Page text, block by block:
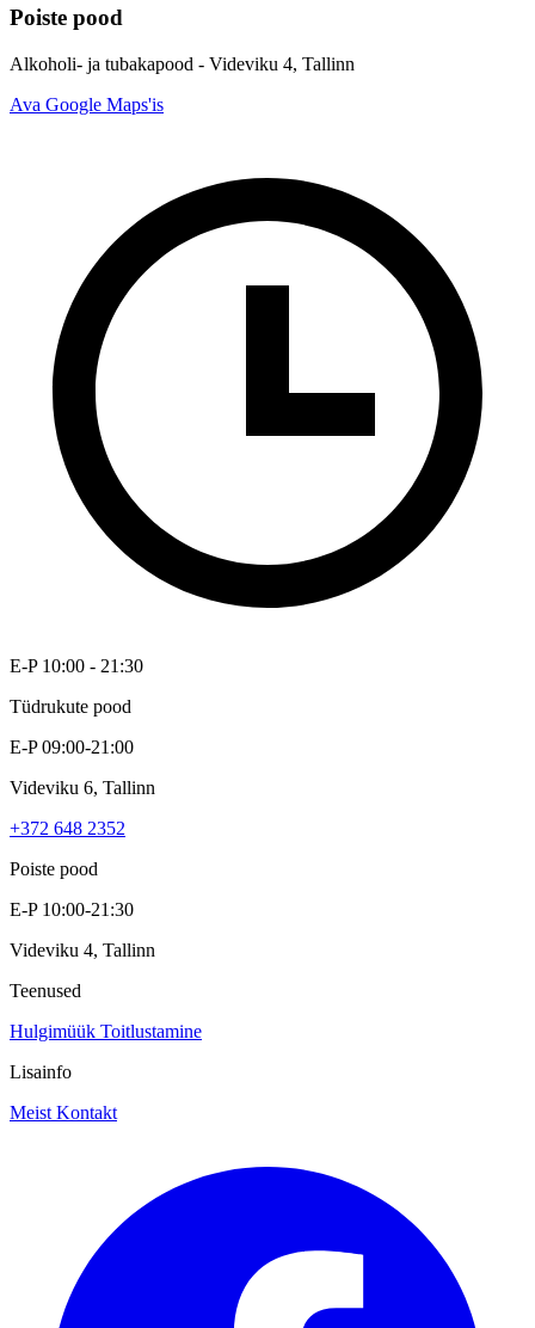
Poiste pood
Alkoholi- ja tubakapood - Videviku 4, Tallinn
Ava Google Maps'is
E-P 10:00 - 21:30
Tüdrukute pood
E-P 09:00-21:00
Videviku 6, Tallinn
+372 648 2352
Poiste pood
E-P 10:00-21:30
Videviku 4, Tallinn
Teenused
Hulgimüük Toitlustamine
Lisainfo
Meist Kontakt